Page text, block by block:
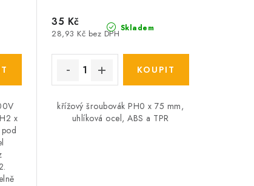
x
Skladem
28,93 Kč bez DPH
35 Kč
křížový šroubovák PH0 x 75 mm,
uhlíková ocel, ABS a TPR